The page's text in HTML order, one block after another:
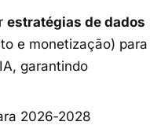
estratégias de dados
e monetização) para
garantindo
2026‑2028